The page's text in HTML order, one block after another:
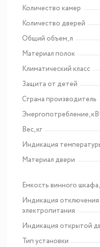
Количество камер
Количество дверей
Общий объем, л
Материал полок
Климатический класс
Защита от детей
Страна производитель
Энергопотребление,
Вес, кг
Индикация
Материал двери
Емкость винного шкафа,
Индикация отключения
электропитания
Индикация открытой
Тип установки